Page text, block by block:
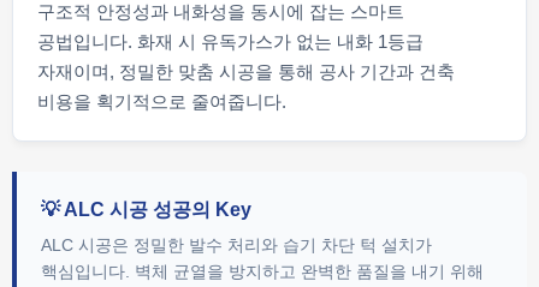
구조적 안정성과 내화성을 동시에 잡는 스마트
공법입니다. 화재 시 유독가스가 없는 내화 1등급
자재이며, 정밀한 맞춤 시공을 통해 공사 기간과 건축
비용을 획기적으로 줄여줍니다.
💡 ALC 시공 성공의 Key
ALC 시공은 정밀한 발수 처리와 습기 차단 턱 설치가
핵심입니다. 벽체 균열을 방지하고 완벽한 품질을 내기 위해